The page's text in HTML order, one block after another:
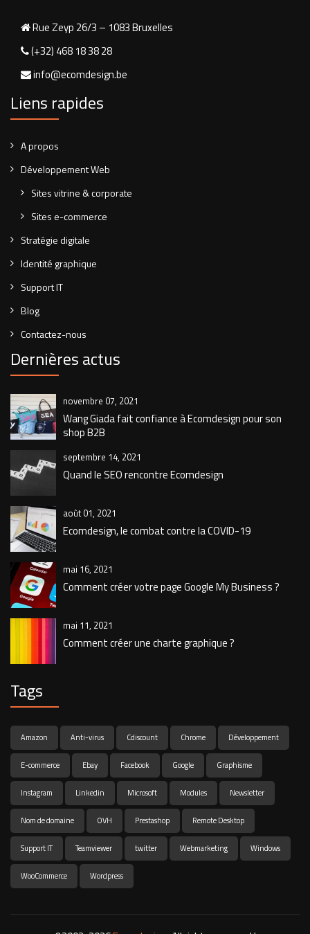
Rue Zeyp 26/3 – 1083 Bruxelles
(+32) 468 18 38 28
info@ecomdesign.be
Liens rapides
A propos
Développement Web
Sites vitrine & corporate
Sites e-commerce
Stratégie digitale
Identité graphique
Support IT
Blog
Contactez-nous
Dernières actus
novembre 07, 2021
Wang Giada fait confiance à Ecomdesign pour son
shop B2B
septembre 14, 2021
Quand le SEO rencontre Ecomdesign
août 01, 2021
Ecomdesign, le combat contre la COVID-19
mai 16, 2021
Comment créer votre page Google My Business ?
mai 11, 2021
Comment créer une charte graphique ?
Tags
Amazon Anti-virus Cdiscount Chrome Développement
E-commerce Ebay Facebook Google Graphisme
Instagram Linkedin Microsoft Modules Newsletter
Nom de domaine OVH Prestashop Remote Desktop
Support IT Teamviewer twitter Webmarketing Windows
WooCommerce Wordpress